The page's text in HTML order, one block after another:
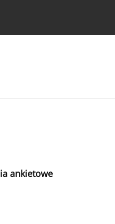
ankietowe